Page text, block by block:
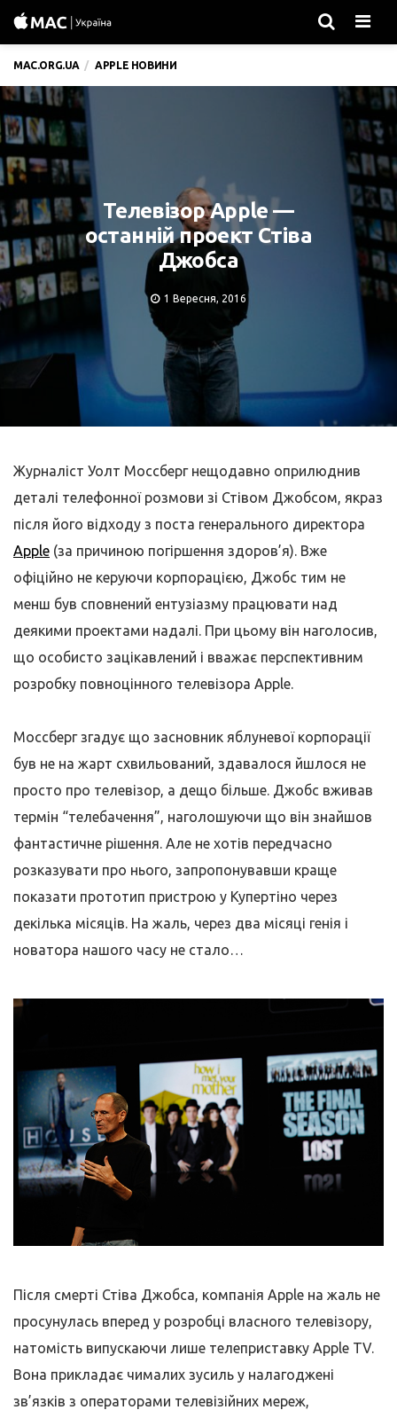
MAC.ORG.UA APPLE НОВИНИ
Телевізор Apple —
останній проект Стіва
Джобса
1 Вересня, 2016
Журналіст Уолт Моссберг нещодавно оприлюднив
деталі телефонної розмови зі Стівом Джобсом, якраз
після його відходу з поста генерального директора
Apple (за причиною погіршення здоров’я). Вже
офіційно не керуючи корпорацією, Джобс тим не
менш був сповнений ентузіазму працювати над
деякими проектами надалі. При цьому він наголосив,
що особисто зацікавлений і вважає перспективним
розробку повноцінного телевізора Apple.
Моссберг згадує що засновник яблуневої корпорації
був не на жарт схвильований, здавалося йшлося не
просто про телевізор, а дещо більше. Джобс вживав
термін “телебачення”, наголошуючи що він знайшов
фантастичне рішення. Але не хотів передчасно
розказувати про нього, запропонувавши краще
показати прототип пристрою у Купертіно через
декілька місяців. На жаль, через два місяці генія і
новатора нашого часу не стало…
Після смерті Стіва Джобса, компанія Apple на жаль не
просунулась вперед у розробці власного телевізору,
натомість випускаючи лише телеприставку Apple TV.
Вона прикладає чималих зусиль у налагоджені
зв’язків з операторами телевізійних мереж,